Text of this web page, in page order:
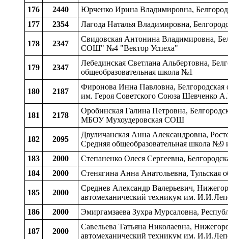
176
2440
Юрченко Ирина Владимировна,
177
2354 Лагода Наталья Владимировна,
178 2347
Свидовская Антонина Владимировна,
СОШ" №4 "Вектор Успеха"
179 2347
Лебединская Светлана Альбертовна,
общеобразовательная школа №1
180 2187
Фиронова Инна Павловна,
им. Героя Советского Союза Шевченко
181 2178
Оробинская Галина Петровна,
МБОУ Мухоудеровская СОШ
182 2095
Двуличанская Анна Александровна,
Средняя общеобразовательная школа
183
2000
Степаненко Олеся Сергеевна,
184
2000 Стенягина Анна Анатольевна,
185 2000
Среднев Александр Валерьевич,
автомеханический техникум им.
186
2000 Эмиргамзаева Зухра Мурсаловна,
187 2000
Савельева Татьяна Николаевна,
автомеханический техникум им.